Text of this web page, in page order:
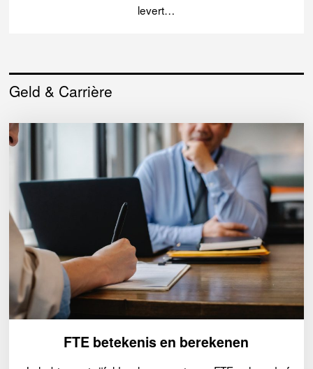
levert…
Geld & Carrière
FTE betekenis en berekenen